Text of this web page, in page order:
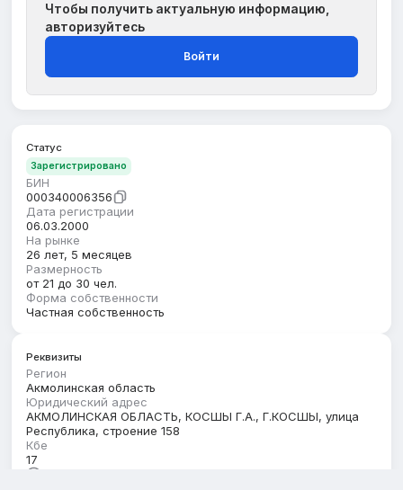
Чтобы получить актуальную информацию,
авторизуйтесь
Войти
Статус
Зарегистрировано
БИН
000340006356
Дата регистрации
06.03.2000
На рынке
26 лет, 5 месяцев
Размерность
от 21 до 30 чел.
Форма собственности
Частная собственность
Реквизиты
Регион
Акмолинская область
Юридический адрес
АКМОЛИНСКАЯ ОБЛАСТЬ, КОСШЫ Г.А., Г.КОСШЫ, улица
Республика, строение 158
Кбе
17